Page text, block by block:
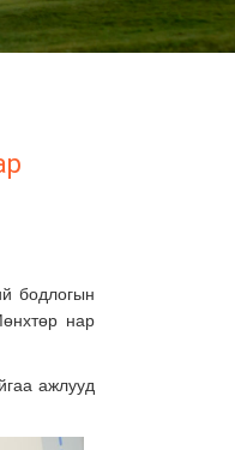
бодлогын
нар
ажлууд